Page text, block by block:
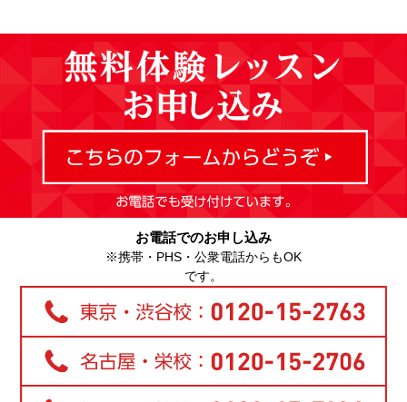
お電話でのお申し込み
※携帯・PHS・公衆電話からもOK
です。